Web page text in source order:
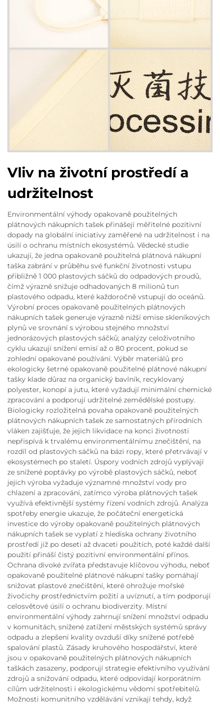
Vliv na životní prostředí a
udržitelnost
Environmentální výhody opakovaně použitelných
plátnových nákupních tašek přinášejí měřitelné pozitivní
dopady na globální iniciativy zaměřené na udržitelnost i na
úsilí o ochranu místních ekosystémů. Vědecké studie
ukazují, že jedna opakovaně použitelná plátnová nákupní
taška zabrání v průběhu své funkční životnosti vstupu
přibližně 1 000 plastových sáčků do odpadových proudů,
čímž výrazně snižuje odhadovaných 8 milionů tun
plastového odpadu, které každoročně vstupují do oceánů.
Výrobní proces opakovaně použitelných plátnových
nákupních tašek generuje výrazně nižší emise skleníkových
plynů ve srovnání s výrobou stejného množství
jednorázových plastových sáčků; analýzy celoživotního
cyklu ukazují snížení emisí až o 80 procent, pokud se
zohlední opakované používání. Výběr materiálů pro
ekologicky šetrné opakovaně použitelné plátnové nákupní
tašky klade důraz na organický bavlník, recyklovaný
polyester, konopí a jutu, které vyžadují minimální chemické
zpracování a podporují udržitelné zemědělské postupy.
Biologicky rozložitelná povaha opakovaně použitelných
plátnových nákupních tašek ze samostatných přírodních
vláken zajišťuje, že jejich likvidace na konci životnosti
nepřispívá k trvalému environmentálnímu znečištění, na
rozdíl od plastových sáčků na bázi ropy, které přetrvávají v
ekosystémech po staletí. Úspory vodních zdrojů vyplývají
ze snížené poptávky po výrobě plastových sáčků, neboť
jejich výroba vyžaduje významné množství vody pro
chlazení a zpracování, zatímco výroba plátnových tašek
využívá efektivnější systémy řízení vodních zdrojů. Analýza
spotřeby energie ukazuje, že počáteční energetická
investice do výroby opakovaně použitelných plátnových
nákupních tašek se vyplatí z hlediska ochrany životního
prostředí již po deseti až dvaceti použitích, poté každé další
použití přináší čistý pozitivní environmentální přínos.
Ochrana divoké zvířata představuje klíčovou výhodu, neboť
opakovaně použitelné plátnové nákupní tašky pomáhají
snižovat plastové znečištění, které ohrožuje mořské
živočichy prostřednictvím požití a uvíznutí, a tím podporují
celosvětové úsilí o ochranu biodiverzity. Místní
environmentální výhody zahrnují snížení množství odpadu
v komunitách, snížené zatížení městských systémů správy
odpadu a zlepšení kvality ovzduší díky snížené potřebě
spalování plastů. Zásady kruhového hospodářství, které
jsou v opakovaně použitelných plátnových nákupních
taškách zasazeny, podporují strategie efektivního využívání
zdrojů a snižování odpadu, které odpovídají korporátním
cílům udržitelnosti i ekologickému vědomí spotřebitelů.
Možnosti komunitního vzdělávání vznikají tehdy, když